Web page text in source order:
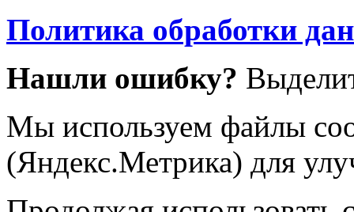
Политика обработки
Нашли ошибку?
Мы используем файлы
(Яндекс.Метрика) для